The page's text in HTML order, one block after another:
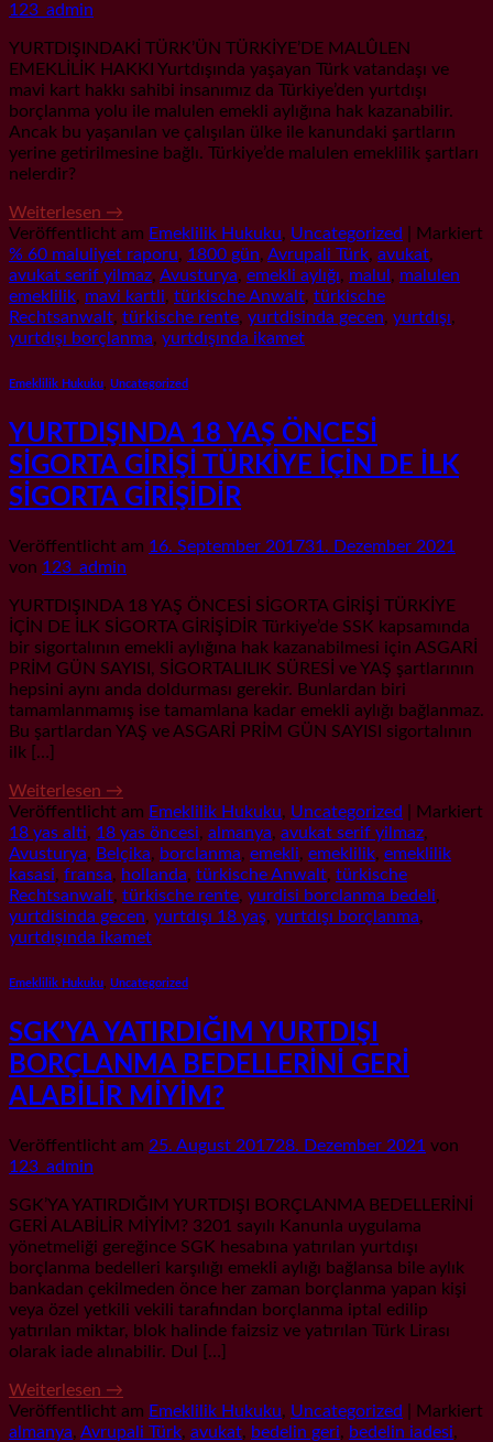
123_admin
YURTDIŞINDAKİ TÜRK’ÜN TÜRKİYE’DE MALÛLEN
EMEKLİLİK HAKKI Yurtdışında yaşayan Türk vatandaşı ve
mavi kart hakkı sahibi insanımız da Türkiye’den yurtdışı
borçlanma yolu ile malulen emekli aylığına hak kazanabilir.
Ancak bu yaşanılan ve çalışılan ülke ile kanundaki şartların
yerine getirilmesine bağlı. Türkiye’de malulen emeklilik şartları
nelerdir?
Weiterlesen →
Veröffentlicht am Emeklilik Hukuku, Uncategorized
Markiert
% 60 maluliyet raporu, 1800 gün, Avrupali Türk, avukat,
avukat serif yilmaz, Avusturya, emekli aylığı, malul , malulen
emeklilik, mavi kartli, türkische Anwalt, türkische
Rechtsanwalt, türkische rente, yurtdisinda gecen, yurtdışı,
yurtdışı borçlanma, yurtdışında ikamet
Emeklilik Hukuku Uncategorized
YURTDIŞINDA 18 YAŞ ÖNCESİ
SİGORTA GİRİŞİ TÜRKİYE İÇİN DE İLK
SİGORTA GİRİŞİDİR
Veröffentlicht am 16. September 201731. Dezember 2021
von 123_admin
YURTDIŞINDA 18 YAŞ ÖNCESİ SİGORTA GİRİŞİ TÜRKİYE
İÇİN DE İLK SİGORTA GİRİŞİDİR Türkiye’de SSK kapsamında
bir sigortalının emekli aylığına hak kazanabilmesi için ASGARİ
PRİM GÜN SAYISI, SİGORTALILIK SÜRESİ ve YAŞ şartlarının
hepsini aynı anda doldurması gerekir. Bunlardan biri
tamamlanmamış ise tamamlana kadar emekli aylığı bağlanmaz.
Bu şartlardan YAŞ ve ASGARİ PRİM GÜN SAYISI sigortalının
ilk […]
Weiterlesen →
Veröffentlicht am Emeklilik Hukuku, Uncategorized
Markiert
18 yas alti, 18 yas öncesi, almanya, avukat serif yilmaz,
Avusturya, Belçika, borclanma, emekli, emeklilik, emeklilik
kasasi, fransa, hollanda, türkische Anwalt, türkische
Rechtsanwalt, türkische rente, yurdisi borclanma bedeli,
yurtdisinda gecen, yurtdışı 18 yaş, yurtdışı borçlanma,
yurtdışında ikamet
Emeklilik Hukuku Uncategorized
SGK’YA YATIRDIĞIM YURTDIŞI
BORÇLANMA BEDELLERİNİ GERİ
ALABİLİR MİYİM?
Veröffentlicht am 25. August 201728. Dezember 2021 von
123_admin
SGK’YA YATIRDIĞIM YURTDIŞI BORÇLANMA BEDELLERİNİ
GERİ ALABİLİR MİYİM? 3201 sayılı Kanunla uygulama
yönetmeliği gereğince SGK hesabına yatırılan yurtdışı
borçlanma bedelleri karşılığı emekli aylığı bağlansa bile aylık
bankadan çekilmeden önce her zaman borçlanma yapan kişi
veya özel yetkili vekili tarafından borçlanma iptal edilip
yatırılan miktar, blok halinde faizsiz ve yatırılan Türk Lirası
olarak iade alınabilir. Dul […]
Weiterlesen →
Veröffentlicht am Emeklilik Hukuku, Uncategorized
Markiert
almanya, Avrupali Türk, avukat, bedelin geri, bedelin iadesi,